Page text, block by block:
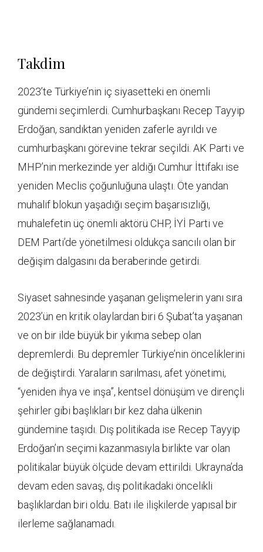
Takdim
2023’te Türkiye’nin iç siyasetteki en önemli
gündemi seçimlerdi. Cumhurbaşkanı Recep Tayyip
Erdoğan, sandıktan yeniden zaferle ayrıldı ve
cumhurbaşkanı görevine tekrar seçildi. AK Parti ve
MHP’nin merkezinde yer aldığı Cumhur İttifakı ise
yeniden Meclis çoğunluğuna ulaştı. Öte yandan
muhalif blokun yaşadığı seçim başarısızlığı,
muhalefetin üç önemli aktörü CHP, İYİ Parti ve
DEM Parti’de yönetilmesi oldukça sancılı olan bir
değişim dalgasını da beraberinde getirdi.
Siyaset sahnesinde yaşanan gelişmelerin yanı sıra
2023’ün en kritik olaylardan biri 6 Şubat’ta yaşanan
ve on bir ilde büyük bir yıkıma sebep olan
depremlerdi. Bu depremler Türkiye’nin önceliklerini
de değiştirdi. Yaraların sarılması, afet yönetimi,
“yeniden ihya ve inşa”, kentsel dönüşüm ve dirençli
şehirler gibi başlıkları bir kez daha ülkenin
gündemine taşıdı. Dış politikada ise Recep Tayyip
Erdoğan’ın seçimi kazanmasıyla birlikte var olan
politikalar büyük ölçüde devam ettirildi. Ukrayna’da
devam eden savaş, dış politikadaki öncelikli
başlıklardan biri oldu. Batı ile ilişkilerde yapısal bir
ilerleme sağlanamadı.